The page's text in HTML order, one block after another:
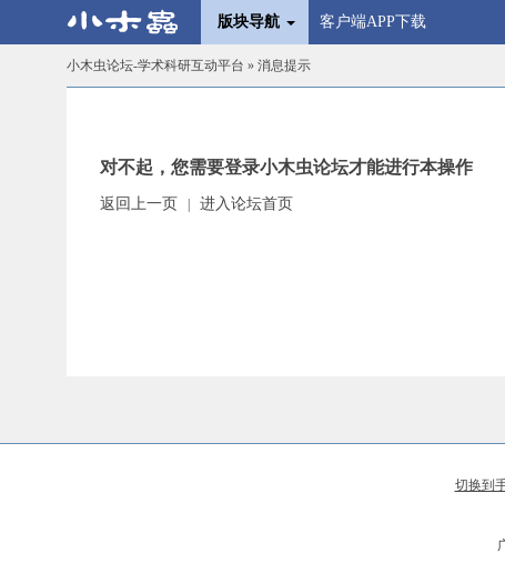
版块导航 客户端APP下载
小木虫论坛-学术科研互动平台 » 消息提示
对不起，您需要登录小木虫论坛才能进行本操作
返回上一页 进入论坛首页
切换到